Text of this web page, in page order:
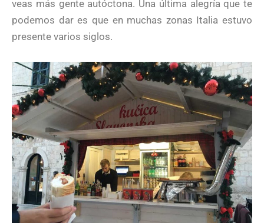
veas más gente autóctona. Una última alegría que te
podemos dar es que en muchas zonas Italia estuvo
presente varios siglos.